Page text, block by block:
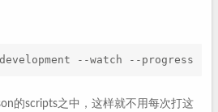
development --watch --progress
的scripts之中，这样就不用每次打这